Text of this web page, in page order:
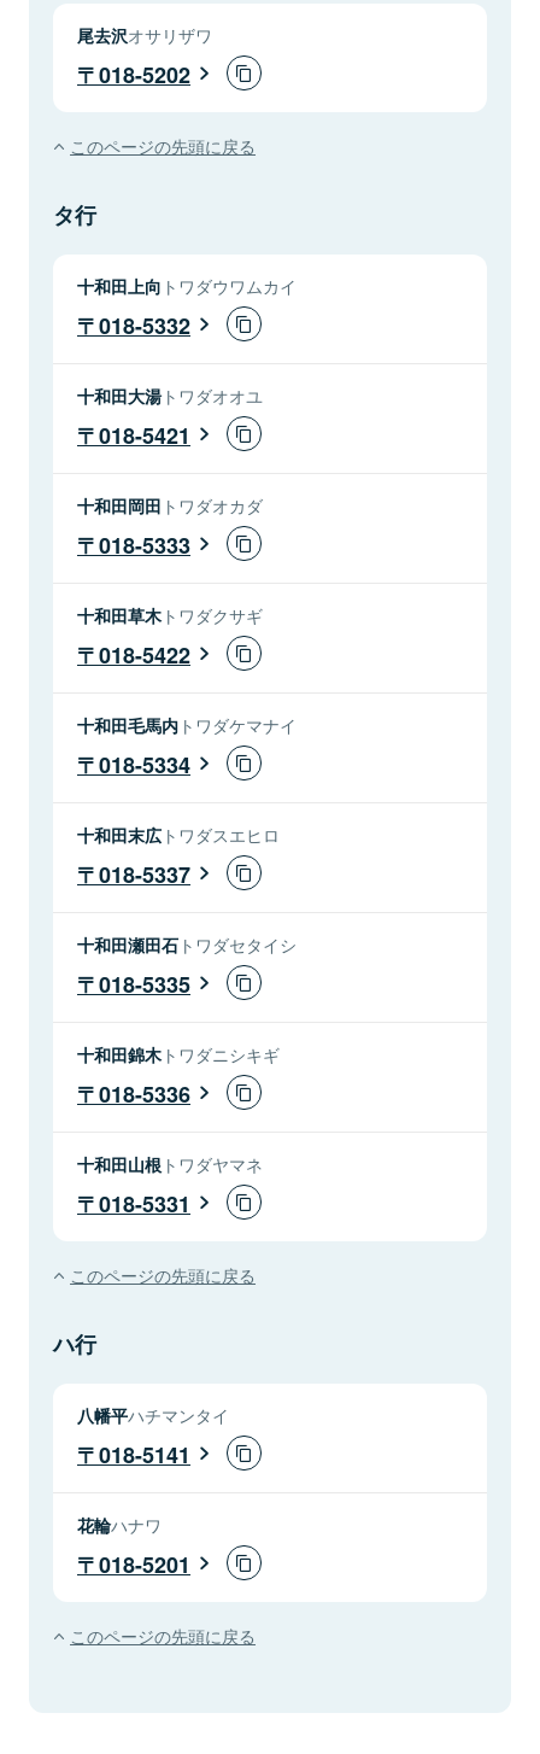
尾去沢オサリザワ
018-5202
このページの先頭に戻る
タ行
十和田上向 トワダウワムカイ
018-5332
十和田大湯トワダオオユ
018-5421
十和田岡田 トワダオカダ
018-5333
十和田草木トワダクサギ
018-5422
十和田毛馬内 トワダケマナイ
018-5334
十和田末広 トワダスエヒロ
018-5337
十和田瀬田石 トワダセタイシ
018-5335
十和田錦木トワダニシキギ
018-5336
十和田山根 トワダヤマネ
018-5331
このページの先頭に戻る
ハ行
八幡平ハチマンタイ
018-5141
花輪ハナワ
018-5201
このページの先頭に戻る